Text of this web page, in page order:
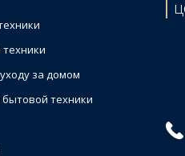
за домом
бытовой техники